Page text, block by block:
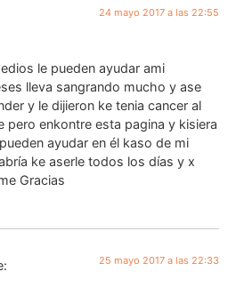
24 mayo 2017 a las 22:55
le pueden ayudar ami
lleva sangrando mucho y ase
y le dijieron ke tenia cancer al
pero enkontre esta pagina y kisiera
ayudar en él kaso de mi
ke aserle todos los días y x
Gracias
25 mayo 2017 a las 22:33